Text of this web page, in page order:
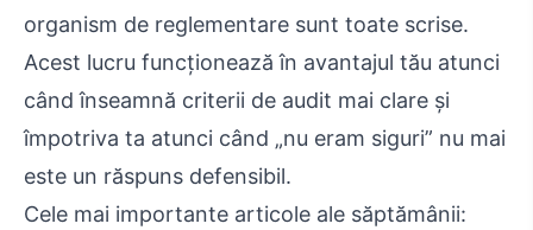
organism de reglementare sunt toate scrise.
Acest lucru funcționează în avantajul tău atunci
când înseamnă criterii de audit mai clare și
împotriva ta atunci când „nu eram siguri” nu mai
este un răspuns defensibil.
Cele mai importante articole ale săptămânii: